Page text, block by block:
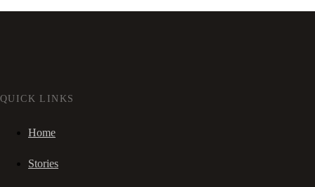
QUICK LINKS
Home
Stories